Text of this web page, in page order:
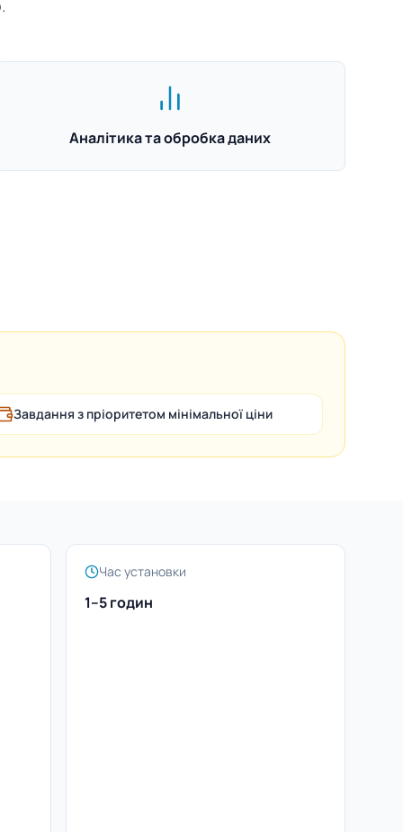
Аналітика та обробка даних
Завдання з пріоритетом мінімальної ціни
Час установки
1–5 годин